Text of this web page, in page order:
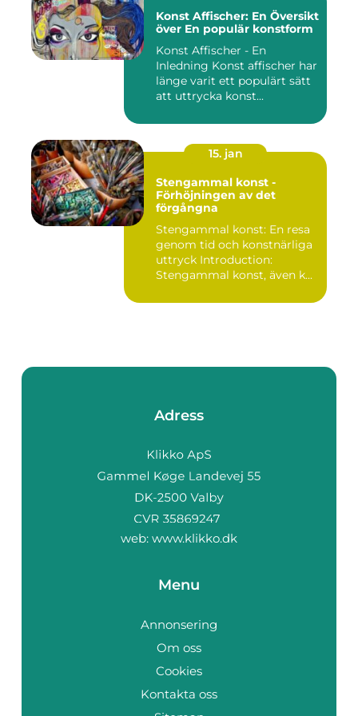
Konst Affischer: En Översikt
över En populär konstform
Konst Affischer - En
Inledning Konst affischer har
länge varit ett populärt sätt
att uttrycka konst...
15. jan
Stengammal konst -
Förhöjningen av det
förgångna
Stengammal konst: En resa
genom tid och konstnärliga
uttryck Introduction:
Stengammal konst, även k...
Adress
web: www.klikko.dk
Menu
Annonsering
Om oss
Cookies
Kontakta oss